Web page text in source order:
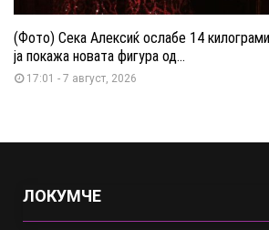
(Фото) Сека Алексиќ ослабе 14
ја покажа новата фигура од...
17:01 - 7 август, 2026
ЛОКУМЧЕ